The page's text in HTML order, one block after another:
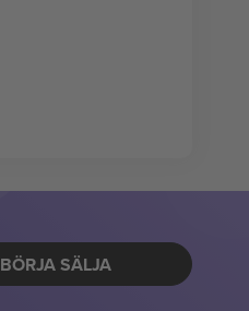
BÖRJA SÄLJA